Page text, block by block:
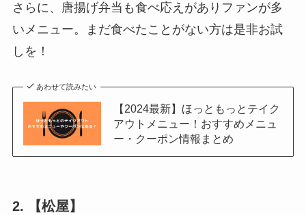
さらに、唐揚げ弁当も食べ応えがありファンが多
いメニュー。まだ食べたことがない方は是非お試
しを！
あわせて読みたい
【2024最新】ほっともっとテイク
アウトメニュー！おすすめメニュ
ー・クーポン情報まとめ
2. 【松屋】